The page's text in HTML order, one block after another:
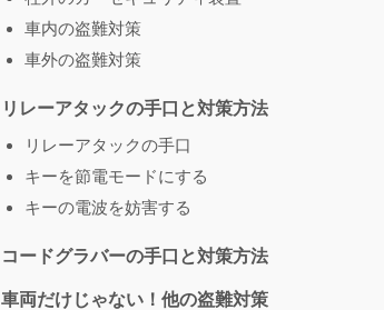
車内の盗難対策
車外の盗難対策
リレーアタックの手口と対策方法
リレーアタックの手口
キーを節電モードにする
キーの電波を妨害する
コードグラバーの手口と対策方法
車両だけじゃない！他の盗難対策